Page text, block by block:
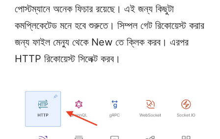
পোস্টম্যানে অনেক ফিচার রয়েছে। এই জন্য কিছুটা
কমপ্লিকেটেড মনে হবে শুরুতে। সিম্পল গেট রিকোয়েস্ট করার
জন্য ফাইল মেন্যু থেকে New তে ক্লিক করব। এরপর
HTTP রিকোয়েস্ট সিলেক্ট করব।